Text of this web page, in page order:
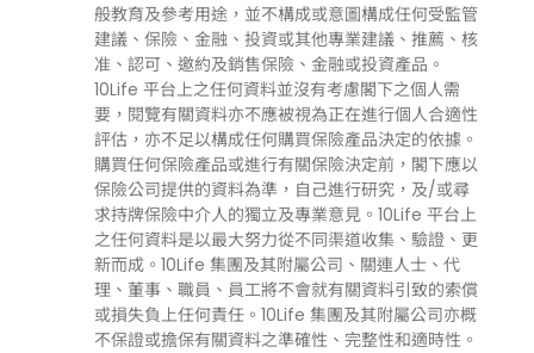
般教育及參考用途，並不構成或意圖構成任何受監管
建議、保險、金融、投資或其他專業建議、推薦、核
准、認可、邀約及銷售保險、金融或投資產品。
10Life 平台上之任何資料並沒有考慮閣下之個人需
要，閱覽有關資料亦不應被視為正在進行個人合適性
評估，亦不足以構成任何購買保險產品決定的依據。
購買任何保險產品或進行有關保險決定前，閣下應以
保險公司提供的資料為準，自己進行研究，及/或尋
求持牌保險中介人的獨立及專業意見。10Life 平台上
之任何資料是以最大努力從不同渠道收集、驗證、更
新而成。10Life 集團及其附屬公司、關連人士、代
理、董事、職員、員工將不會就有關資料引致的索償
或損失負上任何責任。10Life 集團及其附屬公司亦概
不保證或擔保有關資料之準確性、完整性和適時性。